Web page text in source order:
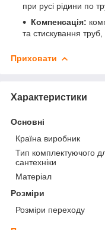
при русі рідини по
Компенсація:
та стискування
Приховати
Характеристики
Основні
Країна виробник
Тип комплектуючого
сантехніки
Матеріал
Розміри
Розміри переходу